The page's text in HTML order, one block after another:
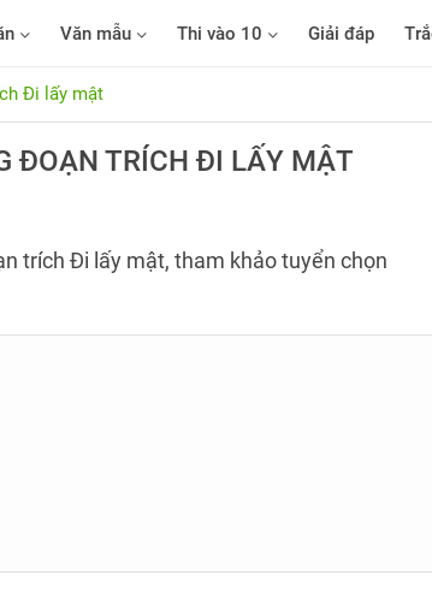
Văn mẫu Thi vào 10 Giải đáp
Đi lấy mật
ĐOẠN TRÍCH ĐI LẤY MẬT
trích Đi lấy mật, tham khảo tuyển chọn